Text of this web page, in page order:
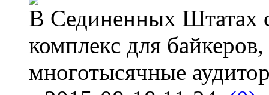
В Сединенных Штатах
комплекс для
многотысячные